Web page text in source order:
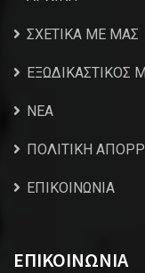
ΣΧΕΤΙΚΑ ΜΕ ΜΑΣ
ΕΞΩΔΙΚΑΣΤΙΚΟΣ
NEA
ΠΟΛΙΤΙΚΗ
ΕΠΙΚΟΙΝΩΝΙΑ
ΕΠΙΚΟΙΝΩΝΙΑ